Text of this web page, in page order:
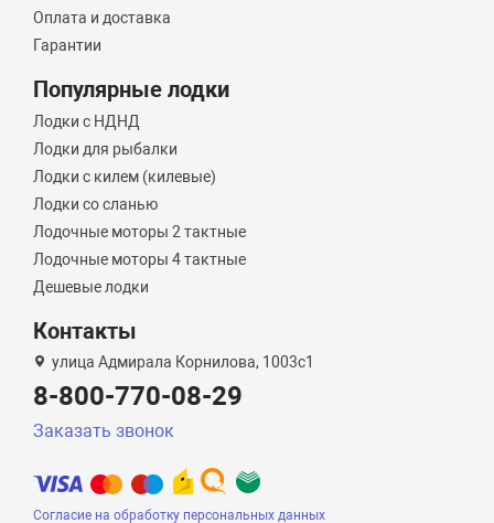
Оплата и доставка
Гарантии
Популярные лодки
Лодки с НДНД
Лодки для рыбалки
Лодки с килем (килевые)
Лодки со сланью
Лодочные моторы 2 тактные
Лодочные моторы 4 тактные
Дешевые лодки
Контакты
улица Адмирала Корнилова, 1003с1
8-800-770-08-29
Заказать звонок
Согласие на обработку персональных данных